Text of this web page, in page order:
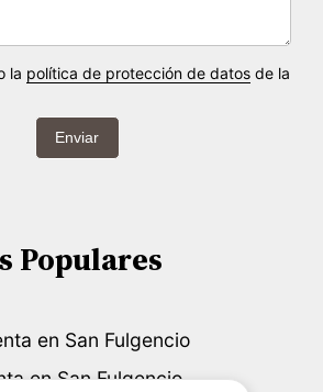
la política de protección de datosde la
Enviar
Populares
en San Fulgencio
en San Fulgencio